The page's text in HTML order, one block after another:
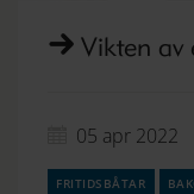
Vikten av
05 apr 2022
fritidsbåtar